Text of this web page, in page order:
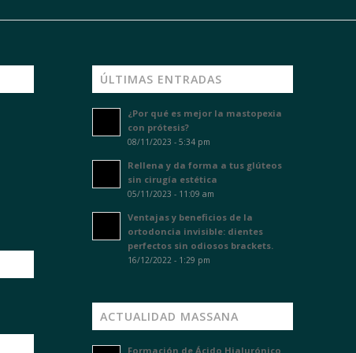
ÚLTIMAS ENTRADAS
¿Por qué es mejor la mastopexia
con prótesis?
08/11/2023 - 5:34 pm
Rellena y da forma a tus glúteos
sin cirugía estética
05/11/2023 - 11:09 am
Ventajas y beneficios de la
ortodoncia invisible: dientes
perfectos sin odiosos brackets.
16/12/2022 - 1:29 pm
ACTUALIDAD MASSANA
Formación de Ácido Hialurónico